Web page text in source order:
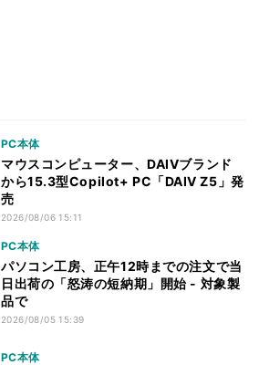
PC本体
マウスコンピューター、DAIVブランド
から15.3型Copilot+ PC「DAIV Z5」発
売
2026/08/06 15:11
PC本体
パソコン工房、正午12時までの注文で当
日出荷の「怒涛の短納期」開始 - 対象製
品で
2026/08/05 15:39
PC本体